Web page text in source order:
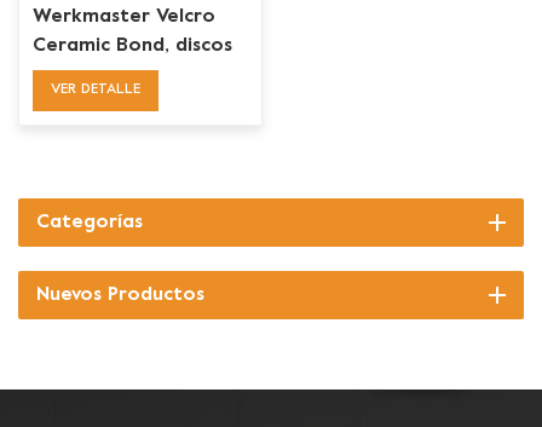
Werkmaster Velcro
Ceramic Bond, discos
de pulido para
VER DETALLE
Categorías
Nuevos Productos